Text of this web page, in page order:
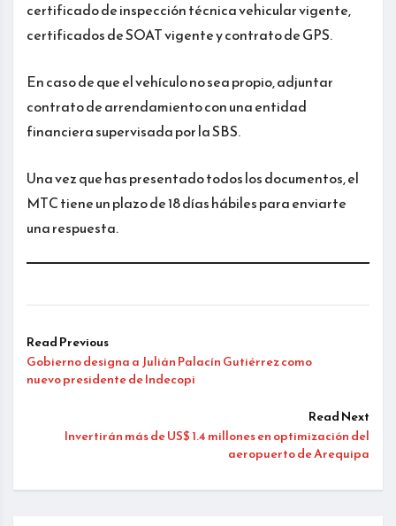
certificado de inspección técnica vehicular vigente,
certificados de SOAT vigente y contrato de GPS.
En caso de que el vehículo no sea propio, adjuntar
contrato de arrendamiento con una entidad
financiera supervisada por la SBS.
Una vez que has presentado todos los documentos, el
MTC tiene un plazo de 18 días hábiles para enviarte
una respuesta.
Read Previous
Gobierno designa a Julián Palacín Gutiérrez como
nuevo presidente de Indecopi
Read Next
Invertirán más de US$ 1.4 millones en optimización del
aeropuerto de Arequipa